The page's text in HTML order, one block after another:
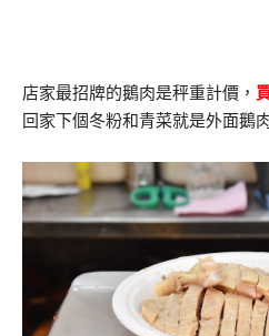
店家最招牌的鵝肉是秤重計價，
回家下個冬粉和青菜就是外面鵝